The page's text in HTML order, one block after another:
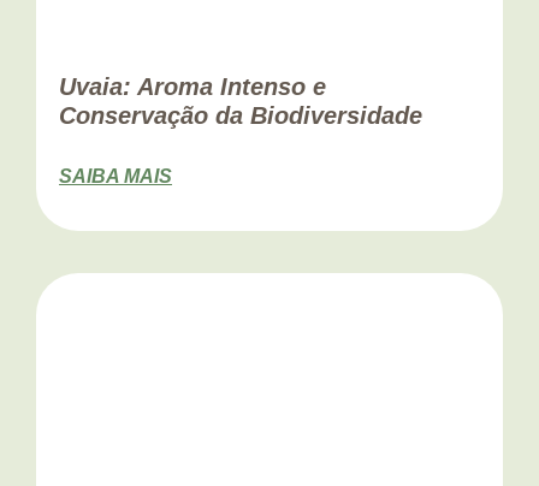
Uvaia: Aroma Intenso e
Conservação da Biodiversidade
SAIBA MAIS